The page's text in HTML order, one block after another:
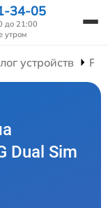
34-05
до 21:00
утром
устройств
Dual Sim